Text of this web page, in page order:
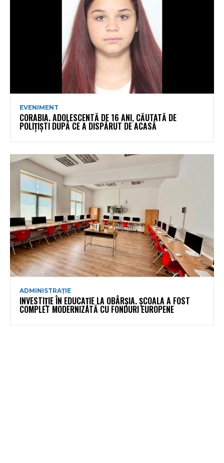
EVENIMENT
CORABIA. ADOLESCENTĂ DE 16 ANI, CĂUTATĂ DE
POLIȚIȘTI DUPĂ CE A DISPĂRUT DE ACASĂ
ADMINISTRAȚIE
INVESTIȚIE ÎN EDUCAȚIE LA OBÂRȘIA. ȘCOALA A FOST
COMPLET MODERNIZATĂ CU FONDURI EUROPENE